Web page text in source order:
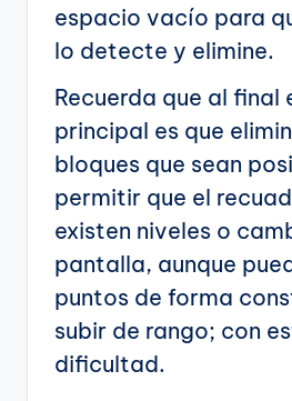
espacio vacío para
lo detecte y elimine.
Recuerda que al final
principal es que
bloques que sean
permitir que el
existen niveles o
pantalla, aunque
puntos de forma
subir de rango; con
dificultad.